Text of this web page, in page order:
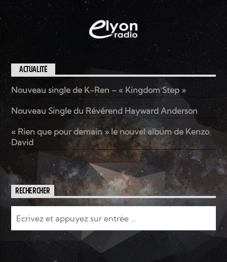
ACTUALITÉ
Nouveau single de K-Ren – « Kingdom Step »
Nouveau Single du Révérend Hayward Anderson
« Rien que pour demain » le nouvel album de Kenzo
David
RECHERCHER